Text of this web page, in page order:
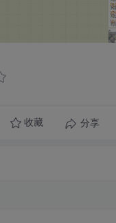
收藏 分享